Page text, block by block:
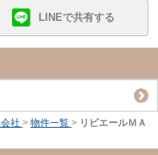
LINEで共有する
社 > 物件一覧 > リビエールＭＡ